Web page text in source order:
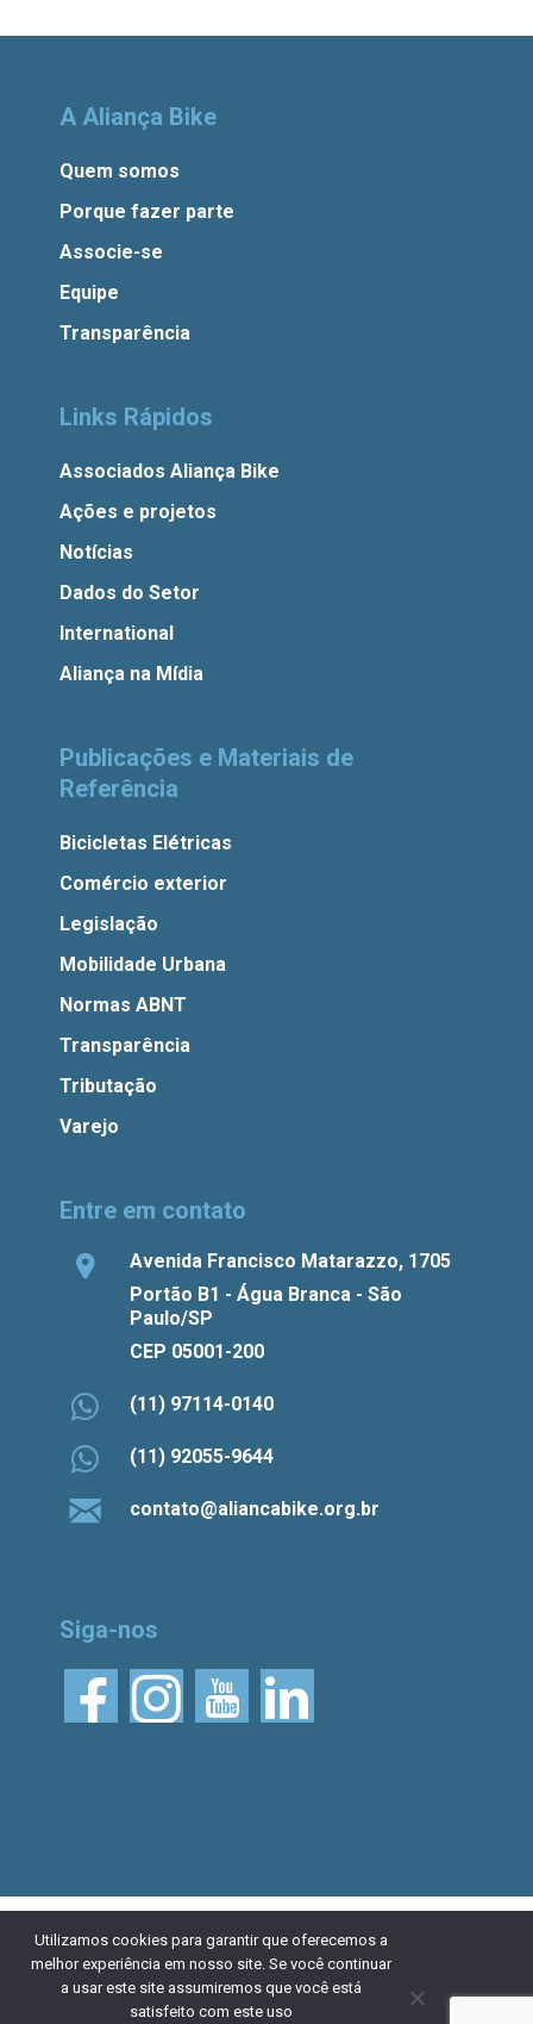
A Aliança Bike
Quem somos
Porque fazer parte
Associe-se
Equipe
Transparência
Links Rápidos
Associados Aliança Bike
Ações e projetos
Notícias
Dados do Setor
International
Aliança na Mídia
Publicações e Materiais de
Referência
Bicicletas Elétricas
Comércio exterior
Legislação
Mobilidade Urbana
Normas ABNT
Transparência
Tributação
Varejo
Entre em contato
Avenida Francisco Matarazzo, 1705
Portão B1 - Água Branca - São
Paulo/SP
CEP 05001-200
(11) 97114-0140
(11) 92055-9644
contato@aliancabike.org.br
Siga-nos
© 2026 Aliança Bike.
Esta obra está licenciada
com uma Licença Creative Commons Atribuição 4.0
Internacional. Desenvolvido porNaçãoDesign
Política de
Utilizamos cookies para garantir que oferecemos a
melhor experiência em nosso site. Se você continuar
a usar este site assumiremos que você está
satisfeito com este uso